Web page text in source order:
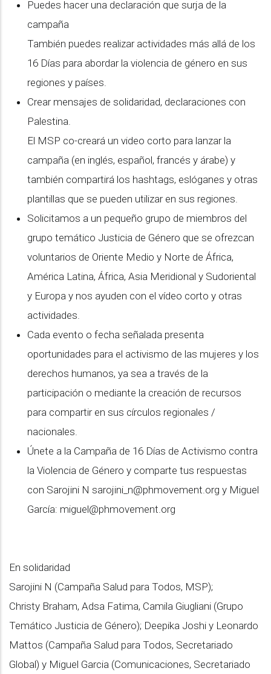
Puedes hacer una declaración que surja de la
campaña
También puedes realizar actividades más allá de los
16 Días para abordar la violencia de género en sus
regiones y países.
Crear mensajes de solidaridad, declaraciones con
Palestina.
El MSP co-creará un video corto para lanzar la
campaña (en inglés, español, francés y árabe) y
también compartirá los hashtags, eslóganes y otras
plantillas que se pueden utilizar en sus regiones.
Solicitamos a un pequeño grupo de miembros del
grupo temático Justicia de Género que se ofrezcan
voluntarios de Oriente Medio y Norte de África,
América Latina, África, Asia Meridional y Sudoriental
y Europa y nos ayuden con el vídeo corto y otras
actividades.
Cada evento o fecha señalada presenta
oportunidades para el activismo de las mujeres y los
derechos humanos, ya sea a través de la
participación o mediante la creación de recursos
para compartir en sus círculos regionales /
nacionales.
Únete a la Campaña de 16 Días de Activismo contra
la Violencia de Género y comparte tus respuestas
con Sarojini N sarojini_n@phmovement.org y Miguel
García: miguel@phmovement.org
En solidaridad
Sarojini N (Campaña Salud para Todos, MSP);
Christy Braham, Adsa Fatima, Camila Giugliani (Grupo
Temático Justicia de Género); Deepika Joshi y Leonardo
Mattos (Campaña Salud para Todos, Secretariado
Global) y Miguel Garcia (Comunicaciones, Secretariado